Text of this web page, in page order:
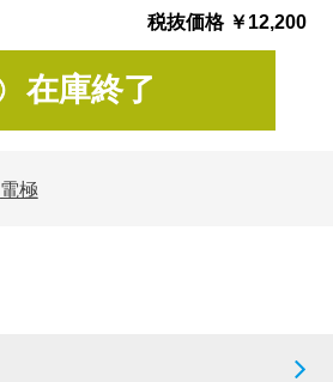
税抜価格 ￥12,200
在庫終了
電極